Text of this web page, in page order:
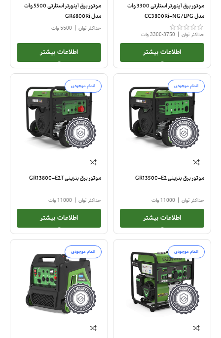
موتور برق اینورتر استارتی 3300 وات
مدل CC3800Ri-NG/LPG
حداکثر توان | 3750-3300 وات
اطلاعات بیشتر
موتور برق اینورتر استارتی 5500 وات
مدل GR6800Ri
حداکثر توان | 5500 وات
اطلاعات بیشتر
اتمام موجودی
موتور برق بنزینی GR13500-E2
حداکثر توان | 11000 وات
اطلاعات بیشتر
اتمام موجودی
موتور برق بنزینی GR13800-E2T
حداکثر توان | 11000 وات
اطلاعات بیشتر
اتمام موجودی اتمام موجودی